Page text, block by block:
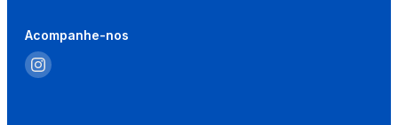
Acompanhe-nos